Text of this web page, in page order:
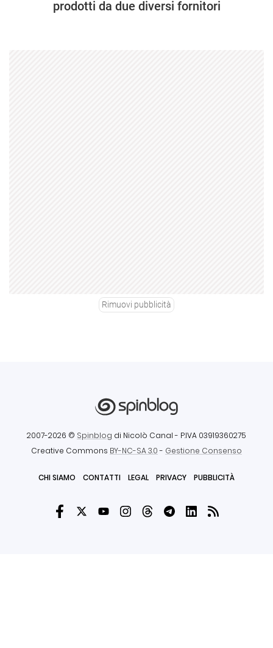
prodotti da due diversi fornitori
Rimuovi pubblicità
2007-2026 © Spinblog di Nicolò Canal - P.IVA 03919360275
Creative Commons BY-NC-SA 3.0- Gestione Consenso
CHI SIAMO CONTATTI LEGAL PRIVACY PUBBLICITÀ